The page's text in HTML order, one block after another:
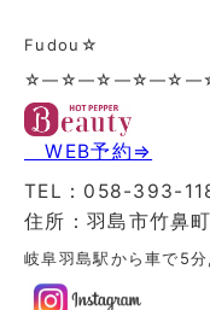
Fudou☆
WEB予約⇒
TEL：058-393-
住所：羽島市竹鼻
岐阜羽島駅から車で5